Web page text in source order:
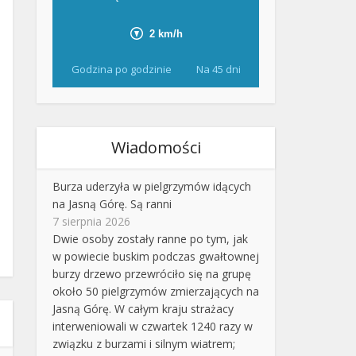
Godzina po godzinie Na 45 dni
Wiadomości
Burza uderzyła w pielgrzymów idących
na Jasną Górę. Są ranni
7 sierpnia 2026
Dwie osoby zostały ranne po tym, jak
w powiecie buskim podczas gwałtownej
burzy drzewo przewróciło się na grupę
około 50 pielgrzymów zmierzających na
Jasną Górę. W całym kraju strażacy
interweniowali w czwartek 1240 razy w
związku z burzami i silnym wiatrem;